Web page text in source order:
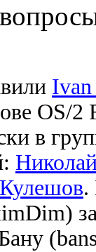
OS/
в
.